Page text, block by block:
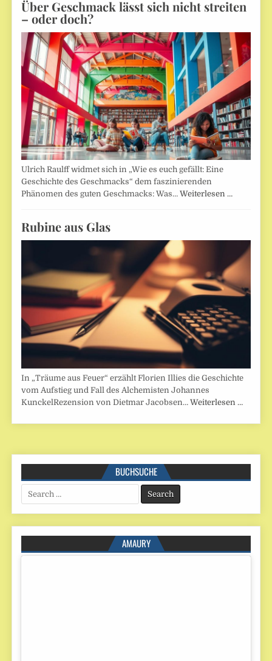
Über Geschmack lässt sich nicht streiten
– oder doch?
Ulrich Raulff widmet sich in „Wie es euch gefällt: Eine
Geschichte des Geschmacks“ dem faszinierenden
Phänomen des guten Geschmacks: Was…Weiterlesen …
Rubine aus Glas
In „Träume aus Feuer“ erzählt Florien Illies die Geschichte
vom Aufstieg und Fall des Alchemisten Johannes
KunckelRezension von Dietmar Jacobsen…Weiterlesen …
BUCHSUCHE
Search
for:
AMAURY